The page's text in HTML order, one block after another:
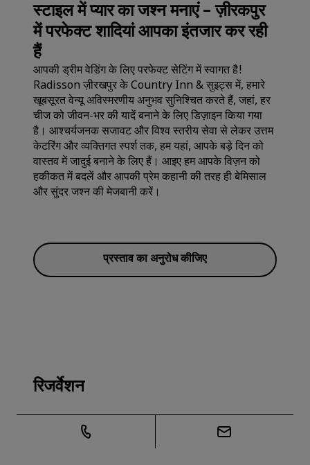
स्टाइल में प्यार का जश्न मनाएं – ज़ीरकपुर
में परफेक्ट शादियां आपका इंतजार कर रही
हैं
आपकी ड्रीम वेडिंग के लिए परफेक्ट सेटिंग में स्‍वागत है!
Radisson ज़ीरखपुर के Country Inn & सुइट्स में, हमारे
खूबसूरत वेन्‍यू अविस्मरणीय अनुभव सुनिश्चित करते हैं, जहां, हर
चीज को जीवन-भर की यादें बनाने के लिए डिज़ाइन किया गया
है। आश्चर्यजनक सजावट और विश्व स्तरीय सेवा से लेकर उत्तम
केटरिंग और व्यक्तिगत स्पर्श तक, हम यहां, आपके बड़े दिन को
वास्तव में जादुई बनाने के लिए हैं। आइए हम आपके विज़न को
हकीकत में बदलें और आपकी प्रेम कहानी की तरह ही बेम‍िसाल
और सुंदर जश्‍न की मेजबानी करें।
प्रस्ताव का अनुरोध कीजिए
रिजर्वेशन